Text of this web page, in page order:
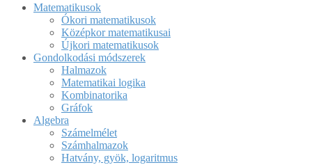
Matematikusok
Ókori matematikusok
Középkor matematikusai
Újkori matematikusok
Gondolkodási módszerek
Halmazok
Matematikai logika
Kombinatorika
Gráfok
Algebra
Számelmélet
Számhalmazok
Hatvány, gyök, logaritmus